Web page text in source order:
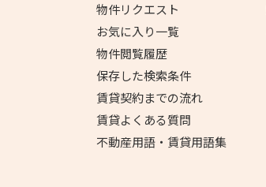
物件リクエスト
お気に入り一覧
物件閲覧履歴
保存した検索条件
賃貸契約までの流れ
賃貸よくある質問
不動産用語・賃貸用語集